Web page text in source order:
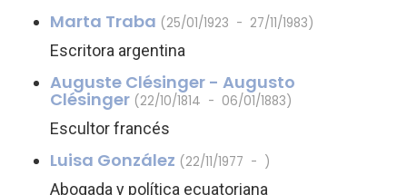
Marta Traba (25/01/1923 - 27/11/1983)
Escritora argentina
Auguste Clésinger - Augusto
Clésinger (22/10/1814 - 06/01/1883)
Escultor francés
Luisa González (22/11/1977 - )
Abogada y política ecuatoriana